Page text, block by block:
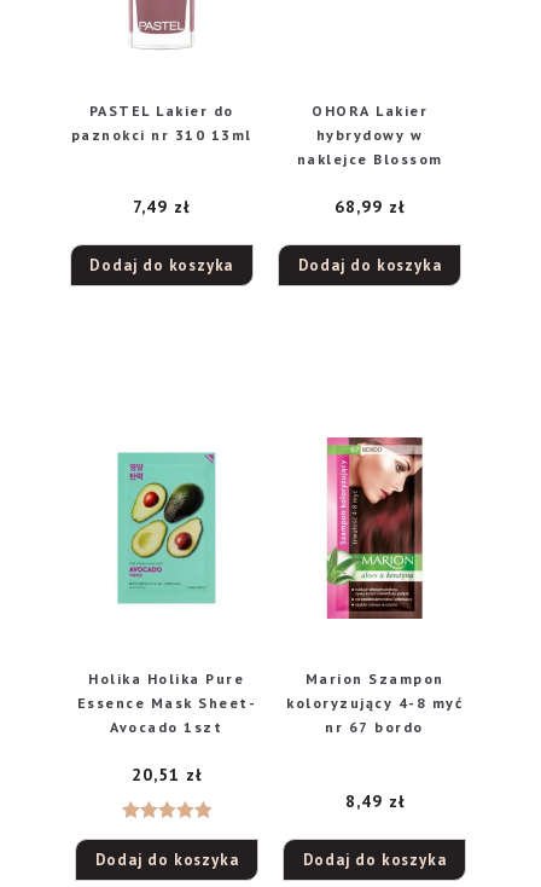
PASTEL Lakier do
paznokci nr 310 13ml
7,49 zł
Dodaj do koszyka
OHORA Lakier
hybrydowy w
naklejce Blossom
68,99 zł
Dodaj do koszyka
Holika Holika Pure
Essence Mask Sheet-
Avocado 1szt
5.00na 5
20,51 zł
Dodaj do koszyka
Marion Szampon
koloryzujący 4-8 myć
nr 67 bordo
8,49 zł
Dodaj do koszyka